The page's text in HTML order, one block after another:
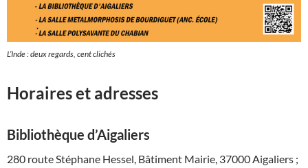
L’Inde : deux regards, cent clichés
Horaires et adresses
Bibliothèque d’Aigaliers
280 route Stéphane Hessel, Bâtiment Mairie, 37000 Aigaliers ;